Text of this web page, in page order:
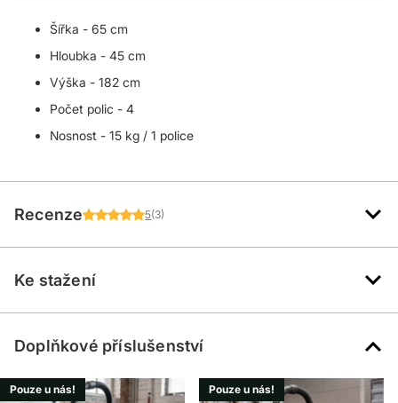
Šířka - 65 cm
Hloubka - 45 cm
Výška - 182 cm
Počet polic - 4
Nosnost - 15 kg / 1 police
Recenze 5(3)
Ke stažení
Doplňkové příslušenství
Pouze u nás! Pouze u nás!